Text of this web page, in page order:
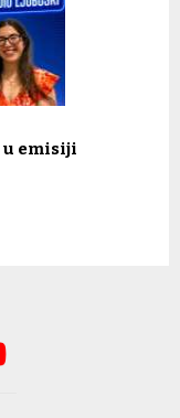
u emisiji